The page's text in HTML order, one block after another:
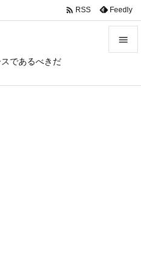
であるべきだ

 RSS Feedly